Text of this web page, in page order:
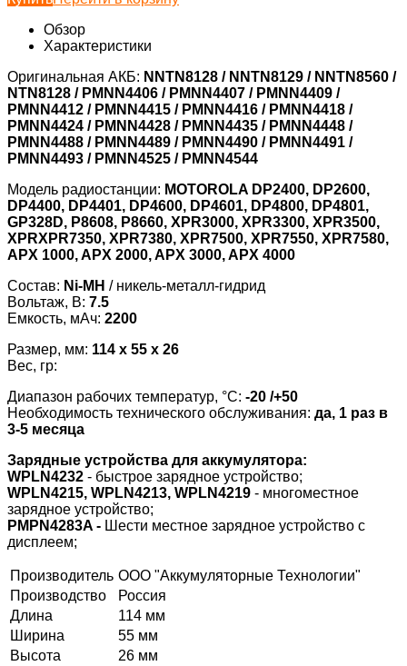
Обзор
Характеристики
Оригинальная АКБ: NNTN8128 / NNTN8129 / NNTN8560 /
NTN8128 / PMNN4406 / PMNN4407 / PMNN4409 /
PMNN4412 / PMNN4415 / PMNN4416 / PMNN4418 /
PMNN4424 / PMNN4428 / PMNN4435 / PMNN4448 /
PMNN4488 / PMNN4489 / PMNN4490 / PMNN4491 /
PMNN4493 / PMNN4525 / PMNN4544
Модель радиостанции: MOTOROLA DP2400, DP2600,
DP4400, DP4401, DP4600, DP4601, DP4800, DP4801,
GP328D, P8608, P8660, XPR3000, XPR3300, XPR3500,
XPRXPR7350, XPR7380, XPR7500, XPR7550, XPR7580,
APX 1000, APX 2000, APX 3000, APX 4000
Состав: Ni-MH / никель-металл-гидрид
Вольтаж, В: 7.5
Емкость, мАч: 2200
Размер, мм: 114 x 55 x 26
Вес, гр:
Диапазон рабочих температур, °С: -20 /+50
Необходимость технического обслуживания: да, 1 раз в
3-5 месяца
Зарядные устройства для аккумулятора:
WPLN4232 - быстрое зарядное устройство;
WPLN4215, WPLN4213, WPLN4219 - многоместное
зарядное устройство;
PMPN4283A - Шести местное зарядное устройство с
дисплеем;
Производитель ООО "Аккумуляторные Технологии"
Производство
Россия
Длина
114 мм
Ширина
55 мм
Высота
26 мм